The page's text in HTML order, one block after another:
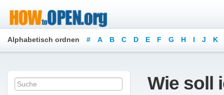
Alphabetisch ordnen # A B C D E F G H I J K
Wie soll